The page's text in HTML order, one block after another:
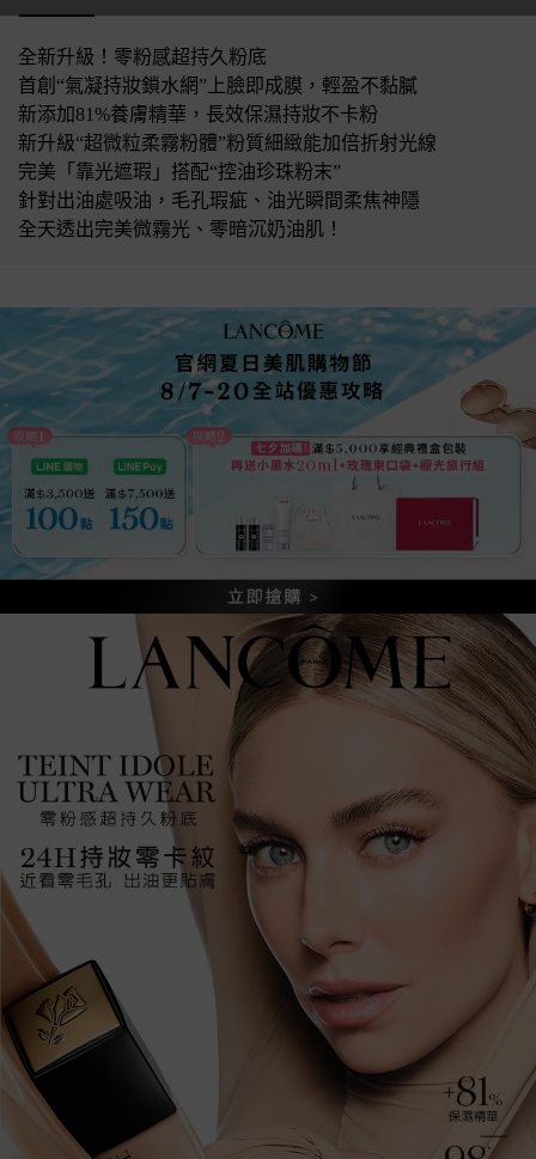
全新升級！零粉感超持久粉底
首創“氣凝持妝鎖水網”上臉即成膜，輕盈不黏膩
新添加81%養膚精華，長效保濕持妝不卡粉
新升級“超微粒柔霧粉體”粉質細緻能加倍折射光線
完美「靠光遮瑕」搭配“控油珍珠粉末”
針對出油處吸油，毛孔瑕疵、油光瞬間柔焦神隱
全天透出完美微霧光、零暗沉奶油肌！
2026 零粉感超持久粉底